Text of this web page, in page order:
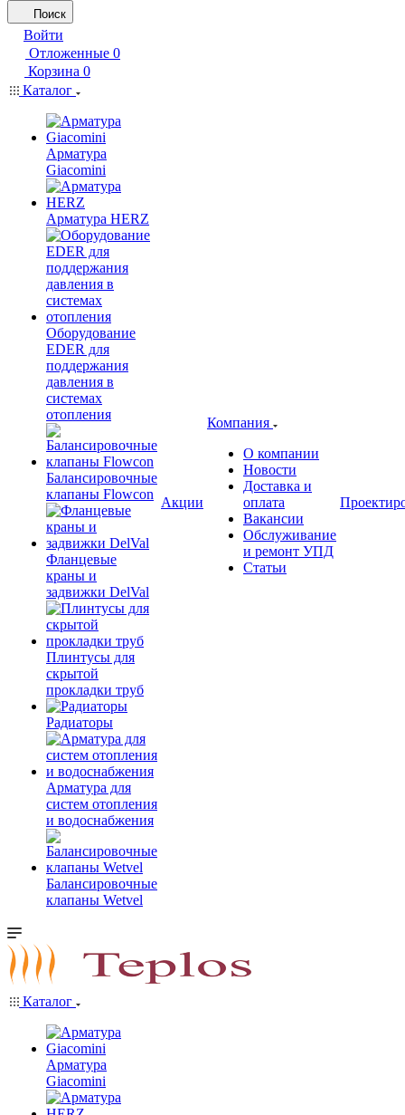
Поиск
Войти
Отложенные 0
Корзина 0
Каталог
Арматура
Giacomini
Арматура HERZ
Оборудование
EDER для
поддержания
давления в
системах
отопления
Балансировочные
клапаны Flowcon
Фланцевые
краны и
задвижки DelVal
Плинтусы для
скрытой
прокладки труб
Радиаторы
Арматура для
систем отопления
и водоснабжения
Балансировочные
клапаны Wetvel
Акции
Компания
О компании
Новости
Доставка и
оплата
Вакансии
Обслуживание
и ремонт УПД
Статьи
Каталог
Арматура
Giacomini